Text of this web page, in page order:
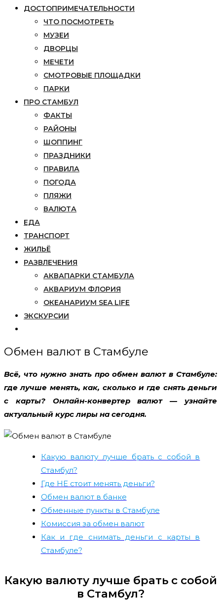
ДОСТОПРИМЕЧАТЕЛЬНОСТИ
ЧТО ПОСМОТРЕТЬ
МУЗЕИ
ДВОРЦЫ
МЕЧЕТИ
СМОТРОВЫЕ ПЛОЩАДКИ
ПАРКИ
ПРО СТАМБУЛ
ФАКТЫ
РАЙОНЫ
ШОППИНГ
ПРАЗДНИКИ
ПРАВИЛА
ПОГОДА
ПЛЯЖИ
ВАЛЮТА
ЕДА
ТРАНСПОРТ
ЖИЛЬЁ
РАЗВЛЕЧЕНИЯ
АКВАПАРКИ СТАМБУЛА
АКВАРИУМ ФЛОРИЯ
ОКЕАНАРИУМ SEA LIFE
ЭКСКУРСИИ
Обмен валют в Стамбуле
Всё, что нужно знать про обмен валют в Стамбуле:
где лучше менять, как, сколько и где снять деньги
с карты?
Онлайн-конвертер валют — узнайте
актуальный курс лиры на сегодня.
Какую валюту лучше брать с собой в
Стамбул?
Где НЕ стоит менять деньги?
Обмен валют в банке
Обменные пункты в Стамбуле
Комиссия за обмен валют
Как и где снимать деньги с карты в
Стамбуле?
Какую валюту лучше брать с собой
в Стамбул?